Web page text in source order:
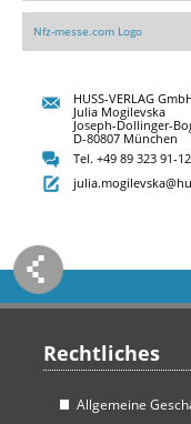
HUSS-VERLAG
Julia Mogilevska
Joseph-Dollinger-
D-80807 München
Tel. +49 89 323 91-
Nfz-messe.com Logo
Rechtliches
Allgemeine